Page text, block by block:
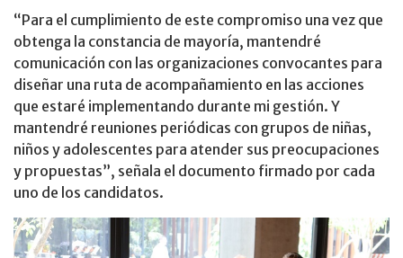
“Para el cumplimiento de este compromiso una vez que
obtenga la constancia de mayoría, mantendré
comunicación con las organizaciones convocantes para
diseñar una ruta de acompañamiento en las acciones
que estaré implementando durante mi gestión. Y
mantendré reuniones periódicas con grupos de niñas,
niños y adolescentes para atender sus preocupaciones
y propuestas”, señala el documento firmado por cada
uno de los candidatos.